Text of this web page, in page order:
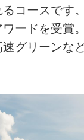
コースです
ードを受賞
グリーンな